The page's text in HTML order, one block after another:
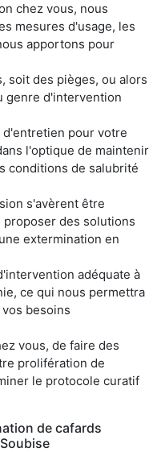
chez vous, nous
mesures d'usage, les
apportons pour
soit des pièges, ou alors
genre d'intervention
pour votre
l'optique de maintenir
conditions de salubrité
s'avèrent être
des solutions
extermination en
adéquate à
ce qui nous permettra
besoins
vous, de faire des
prolifération de
le protocole curatif
de cafards